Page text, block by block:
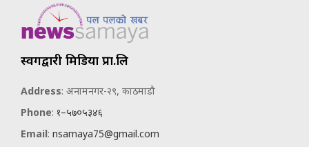
स्वर्गद्वारी मिडिया प्रा.लि
Address: अनामनगर-२९, काठमाडौ
Phone: १–५७०५३४६
Email: nsamaya75@gmail.com